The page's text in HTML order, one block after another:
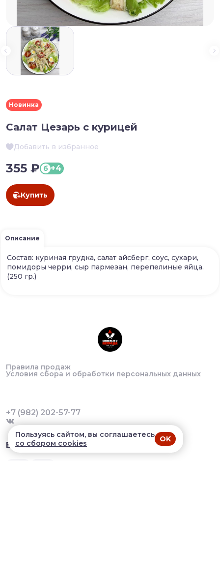
Новинка
Салат Цезарь с курицей
Добавить в избранное
355 ₽ б +4
Купить
Описание
Состав: куриная грудка, салат айсберг, соус, сухари,
помидоры черри, сыр пармезан, перепелиные яйца.
(250 гр.)
Правила продаж
Условия сбора и обработки персональных данных
+7 (982) 202-57-77
В приложении удобнее!
Пользуясь сайтом, вы соглашаетесь
со сбором cookies
OK